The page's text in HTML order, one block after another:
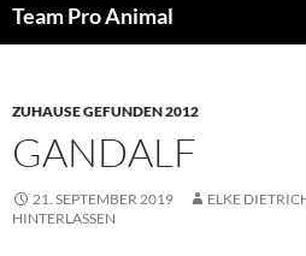
Team Pro Animal
ZUHAUSE GEFUNDEN 2012
GANDALF
21. SEPTEMBER 2019 ELKE
HINTERLASSEN